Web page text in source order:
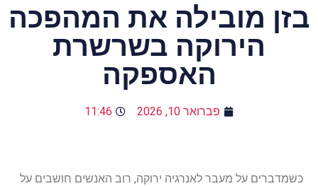
בזן מובילה את המהפכה
הירוקה בשרשרת
האספקה
פברואר 10, 2026 11:46
כשמדברים על מעבר לאנרגיה ירוקה, רוב האנשים חושבים על